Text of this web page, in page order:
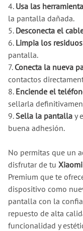
4. Usa las
la pantalla dañada.
5. Desconecta el
6. Limpia los residuos
pantalla.
7. Conecta la nueva
contactos
8. Enciende el
sellarla
9.Sella la pantalla y
buena adhesión.
No permitas que un
disfrutar de tu
Premium que te
dispositivo como
pantalla con la
repuesto de alta
funcionalidad y